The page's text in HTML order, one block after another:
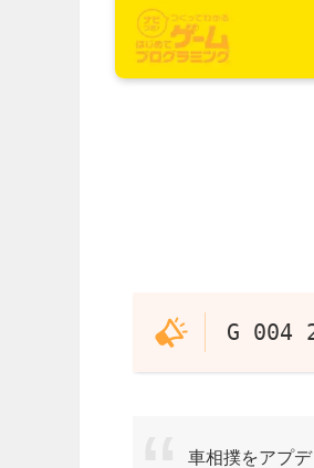
G 004
車相撲をアプ